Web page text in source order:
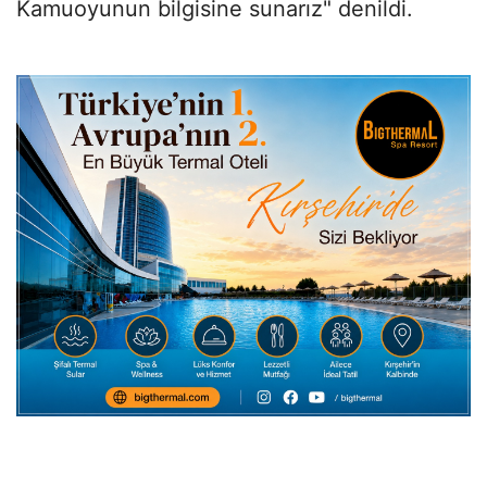
Kamuoyunun bilgisine sunarız" denildi.